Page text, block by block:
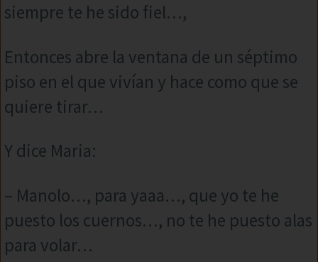
siempre te he sido fiel…,
Entonces abre la ventana de un séptimo
piso en el que vivían y hace como que se
quiere tirar…
Y dice Maria:
– Manolo…, para yaaa…, que yo te he
puesto los cuernos…, no te he puesto alas
para volar…